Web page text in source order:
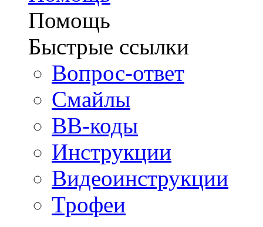
Помощь
Быстрые ссылки
Вопрос-ответ
Смайлы
BB-коды
Инструкции
Видеоинструкции
Трофеи